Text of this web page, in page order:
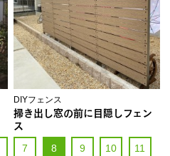
DIYフェンス
掃き出し窓の前に目隠しフェン
ス
7 8 9 10 11